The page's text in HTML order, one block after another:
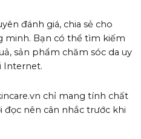
đánh giá, chia sẻ cho
minh. Bạn có thể tìm kiếm
sản phẩm chăm sóc da uy
Internet.
chỉ mang tính chất
nên cân nhắc trước khi